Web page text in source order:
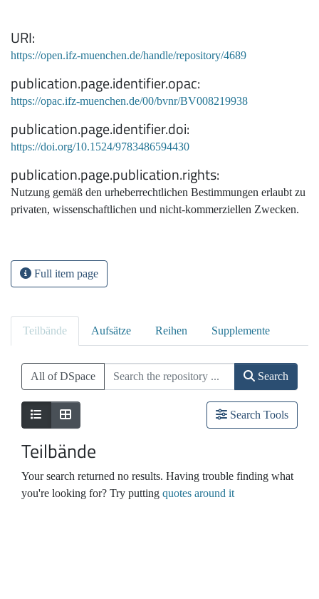
URI
https://open.ifz-muenchen.de/handle/repository/4689
publication.page.identifier.opac
https://opac.ifz-muenchen.de/00/bvnr/BV008219938
publication.page.identifier.doi
https://doi.org/10.1524/9783486594430
publication.page.publication.rights
Nutzung gemäß den urheberrechtlichen Bestimmungen erlaubt zu
privaten, wissenschaftlichen und nicht-kommerziellen Zwecken.
Full item page
Teilbände Aufsätze Reihen Supplemente
All of DSpace Search
Search Tools
Teilbände
Your search returned no results. Having trouble finding what
you're looking for? Try putting quotes around it